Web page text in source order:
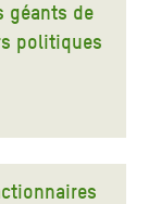
géants de
politiques